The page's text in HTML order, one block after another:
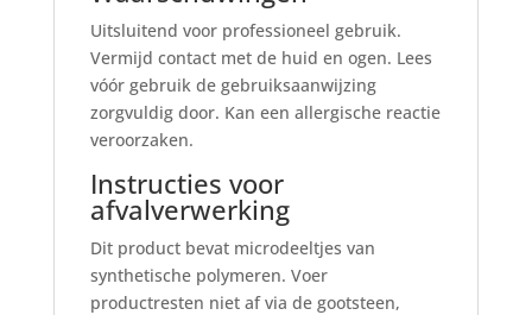
Uitsluitend voor professioneel gebruik.
Vermijd contact met de huid en ogen. Lees
vóór gebruik de gebruiksaanwijzing
zorgvuldig door. Kan een allergische reactie
veroorzaken.
Instructies voor
afvalverwerking
Dit product bevat microdeeltjes van
synthetische polymeren. Voer
productresten niet af via de gootsteen,